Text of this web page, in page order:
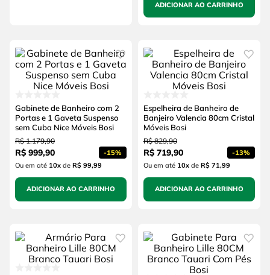
ADICIONAR AO CARRINHO
Gabinete de Banheiro com 2
Portas e 1 Gaveta Suspenso
sem Cuba Nice Móveis Bosi
R$ 1.179,90
R$ 999,90 -15%
Ou em até 10xde R$ 99,99
ADICIONAR AO CARRINHO
Espelheira de Banheiro de
Banjeiro Valencia 80cm Cristal
Móveis Bosi
R$ 829,90
R$ 719,90 -13%
Ou em até 10xde R$ 71,99
ADICIONAR AO CARRINHO